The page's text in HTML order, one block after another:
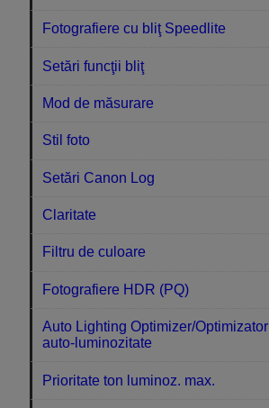
Fotografiere cu bliţ Speedlite
Setări funcţii bliţ
Mod de măsurare
Stil foto
Setări Canon Log
Claritate
Filtru de culoare
Fotografiere HDR (PQ)
Auto Lighting Optimizer/Optimizator
auto-luminozitate
Prioritate ton luminoz. max.